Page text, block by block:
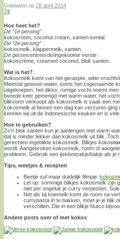
Geplaatst op 28 april 2014
74
Hoe heet het?
De “1e persing” :
kokosroom, coconut cream, santen kental.
De “2e persing” :
kokosmelk, klappermelk, santen.
De geconcentreerde/ingekookte versie :
kokoscrème, creamed coconut, blok santen.
Wat is het?
Kokosmelk komt van het geraspte, witte
Meestal gewoon water, soms het zogenaamde
uitgeknepen, het dikke, romige vocht noemt
tweede keer gemengd met warm water, het
blikvorm verkoopt als kokosmelk is vaak een
kokosmelk al binnen een dag kan verzuren
kennen wij uit de Indonesische keuken en is
Hoe te gebruiken?
Zo’n blok santen kun je aanlengen met warm
dat is minder lekker dan kokosmelk uit blik.
gerechten ingeblikte kokosmelk. Blikjes kokos
wordt. Aangebroken kokosmelk, room of
probleem. Gebruik een ijsklontzakje/bakje als je
Tips, weetjes & recepten
Beetje suf maar duidelijk filmpje:
Let op: sommige blikjes kokosmelk
niet per ongeluk je curry verpesten.
Net als bij koemelk komt de room na
currypasta in te bakken, moet je je blik
verschillen. Die in een blikje Nutco
Andere posts over of met kokos: